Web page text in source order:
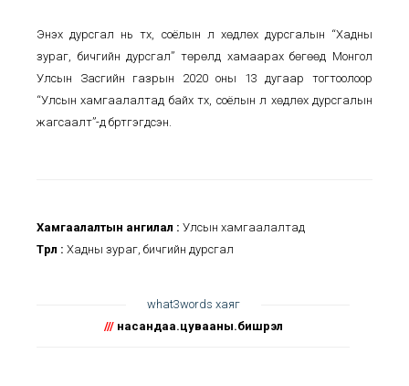
Энэхүү дурсгал нь түүх, соёлын үл хөдлөх дурсгалын “Хадны
зураг, бичгийн дурсгал” төрөлд хамаарах бөгөөд Монгол
Улсын Засгийн газрын 2020 оны 13 дугаар тогтоолоор
“Улсын хамгаалалтад байх түүх, соёлын үл хөдлөх дурсгалын
жагсаалт”-д бүртгэгдсэн.
Хамгаалалтын ангилал : Улсын хамгаалалтад
Төрөл : Хадны зураг, бичгийн дурсгал
what3words хаяг
/// насандаа.цувааны.бишрэл